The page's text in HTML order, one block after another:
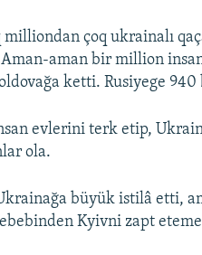
çoq ukrainalı
aman bir million
ketti. Rusiyege
evlerini terk etip,
ola.
büyük istilâ etti,
Kyivni zapt